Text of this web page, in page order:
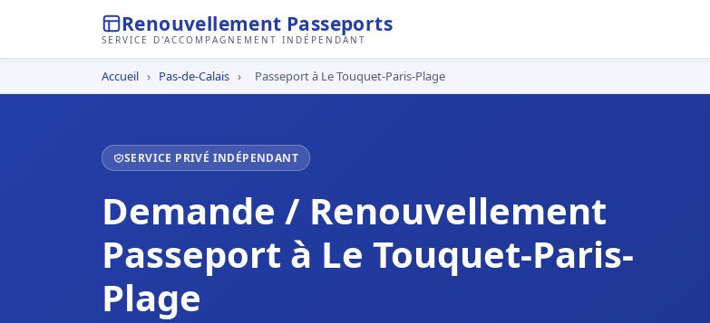
Renouvellement Passeports
SERVICE D'ACCOMPAGNEMENT INDÉPENDANT
Accueil › Pas-de-Calais › Passeport à Le Touquet-Paris-Plage
SERVICE PRIVÉ INDÉPENDANT
Demande / Renouvellement
Passeport à Le Touquet-Paris-
Plage